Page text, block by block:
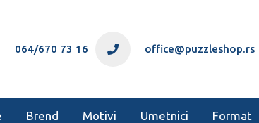
office@puzzleshop.rs
064/670 73 16
Brend Motivi Umetnici Format